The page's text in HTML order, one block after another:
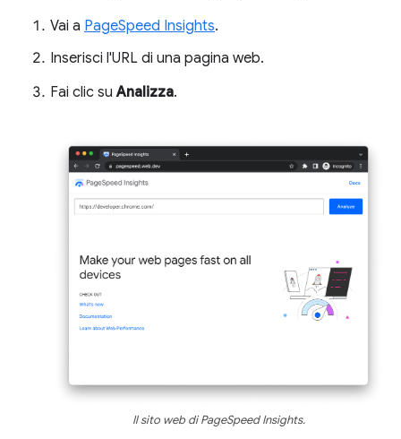
Vai a PageSpeed Insights.
Inserisci l'URL di una pagina web.
Fai clic suAnalizza.
Il sito web di PageSpeed Insights.